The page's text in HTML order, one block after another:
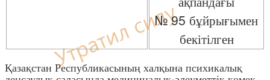
№ 95 бұйрығымен
бекітілген
Қазақстан Республикасының халқына психикалық